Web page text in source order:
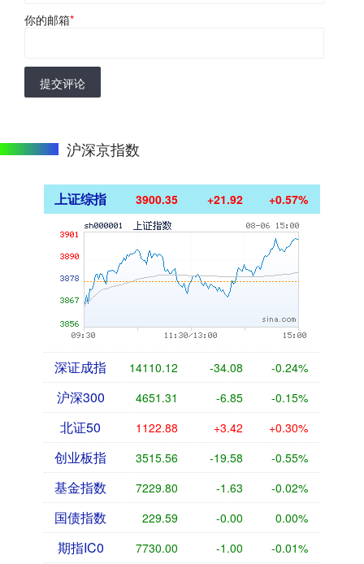
你的邮箱*
提交评论
沪深京指数
上证综指 3900.35 +21.92 +0.57%
深证成指 14110.12 -34.08 -0.24%
沪深300 4651.31 -6.85 -0.15%
北证50 1122.88 +3.42 +0.30%
创业板指 3515.56 -19.58 -0.55%
基金指数 7229.80 -1.63 -0.02%
国债指数 229.59 -0.00 0.00%
期指IC0 7730.00 -1.00 -0.01%